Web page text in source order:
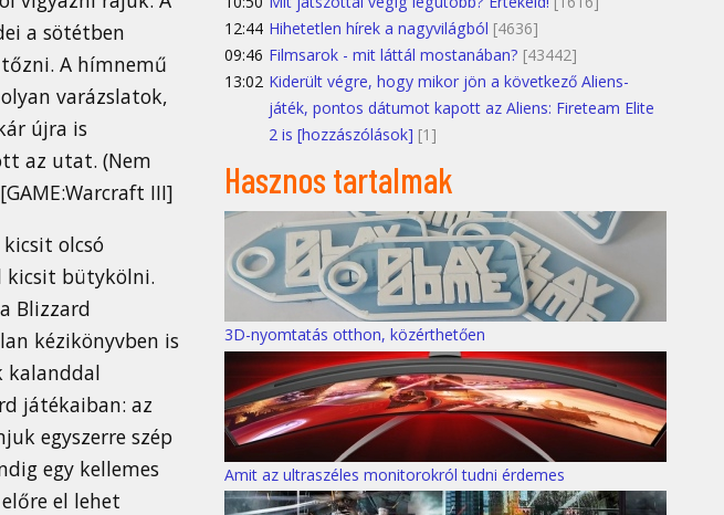
a sötétben
A hímnemű
varázslatok,
újra is
az utat. (Nem
III]
olcsó
kicsit bütykölni.
Blizzard
kézikönyvben is
kalanddal
játékaiban: az
egyszerre szép
egy kellemes
el lehet
12:44 Hihetetlen hírek a nagyvilágból [4636]
09:46 Filmsarok - mit láttál mostanában? [43442]
13:02 Kiderült végre, hogy mikor jön a következő Aliens-
játék, pontos dátumot kapott az Aliens: Fireteam Elite
2 is [hozzászólások] [1]
Hasznos tartalmak
3D-nyomtatás otthon, közérthetően
Amit az ultraszéles monitorokról tudni érdemes